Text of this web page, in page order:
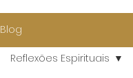
Blog
Reflexões Espirituais